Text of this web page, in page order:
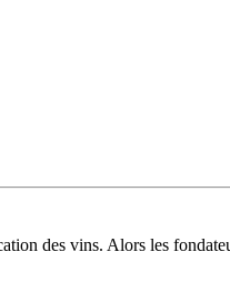
des vins. Alors les